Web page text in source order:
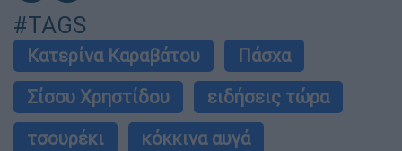
#TAGS
Κατερίνα Καραβάτου
Πάσχα
Σίσσυ Χρηστίδου
ειδήσεις τώρα
τσουρέκι
κόκκινα αυγά